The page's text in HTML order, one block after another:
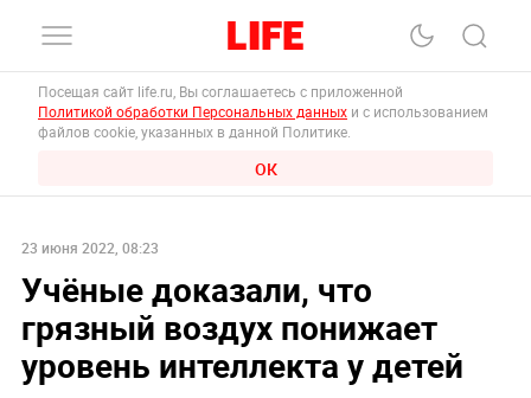
Посещая сайт life.ru, Вы соглашаетесь с приложенной
Политикой обработки Персональных данных и с использованием
файлов cookie, указанных в данной Политике.
ОК
23 июня 2022, 08:23
Учёные доказали, что
грязный воздух понижает
уровень интеллекта у детей